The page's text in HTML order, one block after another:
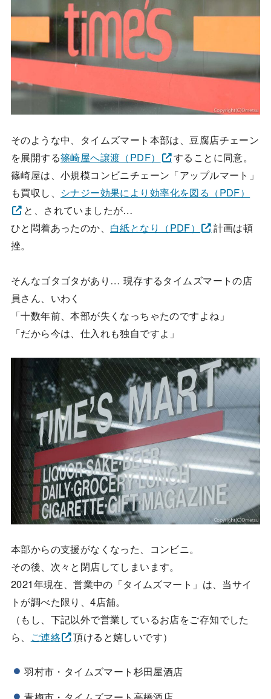
そのような中、タイムズマート本部は、豆腐店チェーン
を展開する篠崎屋へ譲渡（PDF）
することに同意。
篠崎屋は、小規模コンビニチェーン「アップルマート」
も買収し、 シナジー効果により効率化を図る（PDF）
と、されていましたが…
ひと悶着あったのか、 白紙となり（PDF）
計画は頓
挫。
そんなゴタゴタがあり… 現存するタイムズマートの店
員さん、いわく
「十数年前、本部が失くなっちゃたのですよね」
「だから今は、仕入れも独自ですよ」
本部からの支援がなくなった、コンビニ。
その後、次々と閉店してしまいます。
2021年現在、営業中の「タイムズマート」は、当サイ
トが調べた限り、4店舗。
（もし、下記以外で営業しているお店をご存知でした
ら、 ご連絡 頂けると嬉しいです）
羽村市・タイムズマート杉田屋酒店